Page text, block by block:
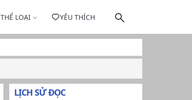
THỂ LOẠI YÊU THÍCH
LỊCH SỬ ĐỌC